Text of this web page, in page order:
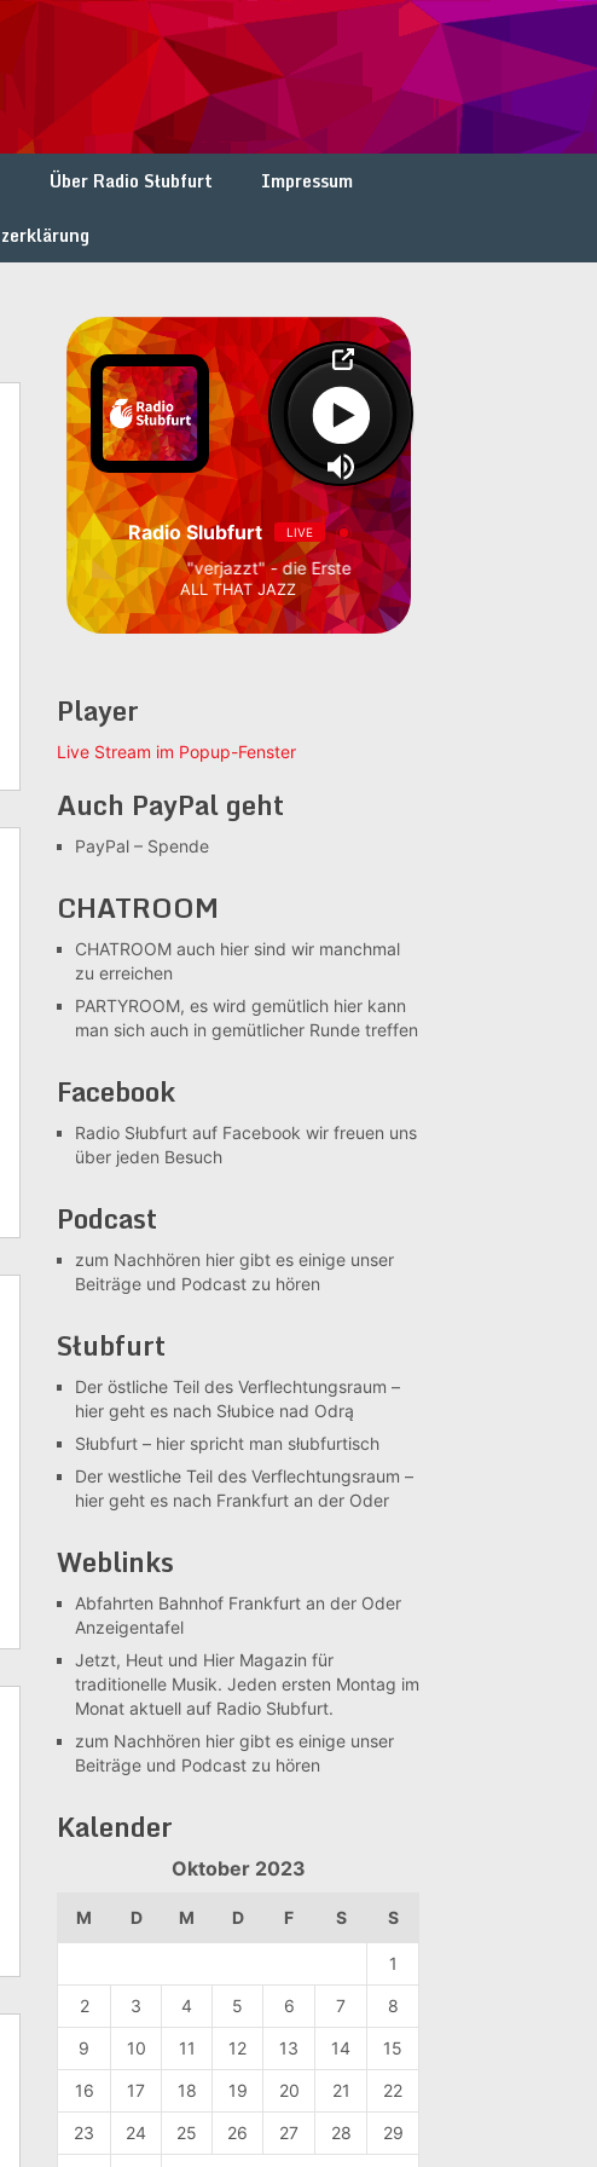
Über Radio Słubfurt
Impressum
Radio Slubfurt LIVE
"verjazzt" - die Erste
ALL THAT JAZZ
Player
Live Stream im Popup-Fenster
Auch PayPal geht
PayPal – Spende
CHATROOM
CHATROOM auch hier sind wir manchmal
zu erreichen
PARTYROOM, es wird gemütlich hier kann
man sich auch in gemütlicher Runde treffen
Facebook
Radio Słubfurt auf Facebook wir freuen uns
über jeden Besuch
Podcast
zum Nachhören hier gibt es einige unser
Beiträge und Podcast zu hören
Słubfurt
Der östliche Teil des Verflechtungsraum –
hier geht es nach Słubice nad Odrą
Słubfurt – hier spricht man słubfurtisch
Der westliche Teil des Verflechtungsraum –
hier geht es nach Frankfurt an der Oder
Weblinks
Abfahrten Bahnhof Frankfurt an der Oder
Anzeigentafel
Jetzt, Heut und Hier Magazin für
traditionelle Musik. Jeden ersten Montag im
Monat aktuell auf Radio Słubfurt.
zum Nachhören hier gibt es einige unser
Beiträge und Podcast zu hören
Kalender
Oktober 2023
M D M D F S S
1
2 3 4 5 6 7 8
9 10 11 12 13 14 15
16 17 18 19 20 21 22
23 24 25 26 27 28 29